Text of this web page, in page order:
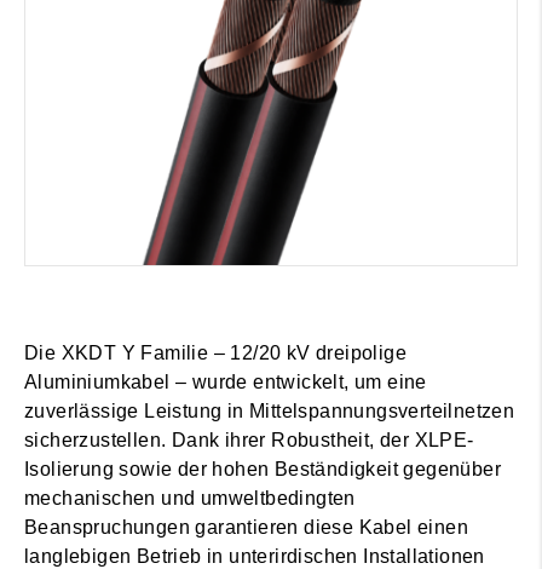
Die XKDT Y Familie – 12/20 kV dreipolige
Aluminiumkabel – wurde entwickelt, um eine
zuverlässige Leistung in Mittelspannungsverteilnetzen
sicherzustellen. Dank ihrer Robustheit, der XLPE-
Isolierung sowie der hohen Beständigkeit gegenüber
mechanischen und umweltbedingten
Beanspruchungen garantieren diese Kabel einen
langlebigen Betrieb in unterirdischen Installationen